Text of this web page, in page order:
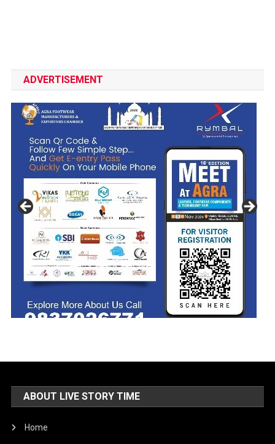
ADVERTISEMENT
ABOUT LIVE STORY TIME
Home